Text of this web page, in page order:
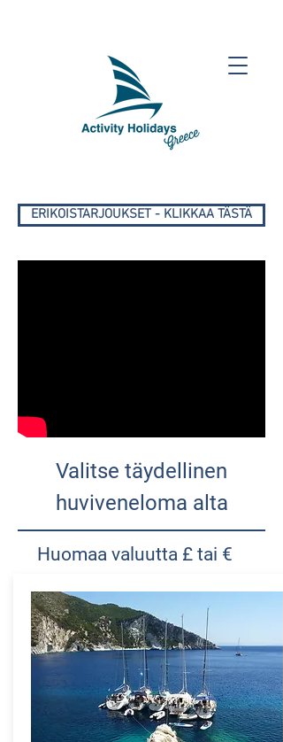
ERIKOISTARJOUKSET - KLIKKAA TÄSTÄ
Valitse täydellinen
huviveneloma alta
Huomaa valuutta £ tai €